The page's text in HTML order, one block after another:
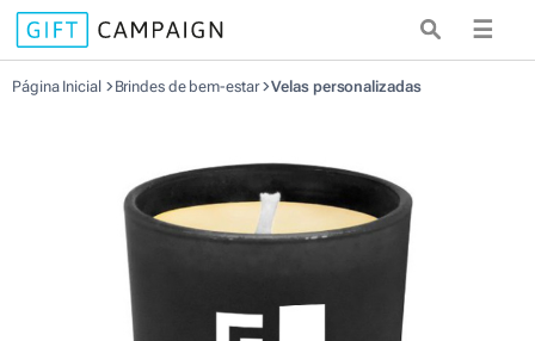
☰
Página Inicial Brindes de bem-estar Velas personalizadas